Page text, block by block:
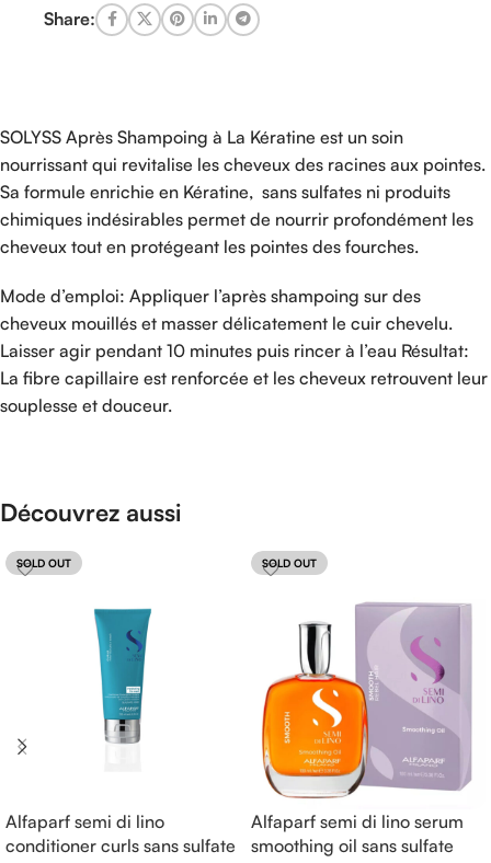
Share:
SOLYSS Après Shampoing à La Kératine est un soin
nourrissant qui revitalise les cheveux des racines aux pointes.
Sa formule enrichie en Kératine, sans sulfates ni produits
chimiques indésirables permet de nourrir profondément les
cheveux tout en protégeant les pointes des fourches.
Mode d’emploi: Appliquer l’après shampoing sur des
cheveux mouillés et masser délicatement le cuir chevelu.
Laisser agir pendant 10 minutes puis rincer à l’eau Résultat:
La fibre capillaire est renforcée et les cheveux retrouvent leur
souplesse et douceur.
Découvrez aussi
SOLD OUT
Alfaparf semi di lino
conditioner curls sans sulfate
SOLD OUT
Alfaparf semi di lino serum
smoothing oil sans sulfate